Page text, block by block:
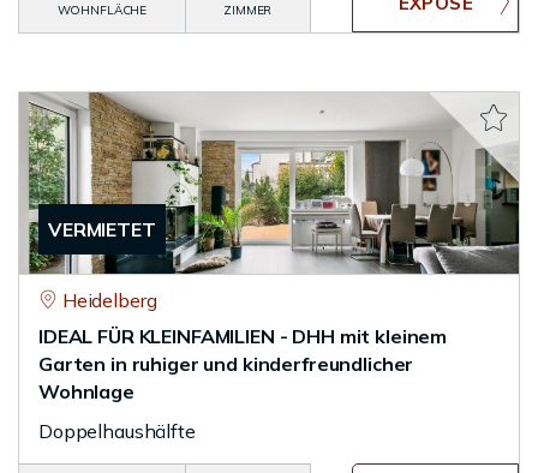
WOHNFLÄCHE
ZIMMER
VERMIETET
Heidelberg
IDEAL FÜR KLEINFAMILIEN - DHH mit kleinem
Garten in ruhiger und kinderfreundlicher
Wohnlage
Doppelhaushälfte